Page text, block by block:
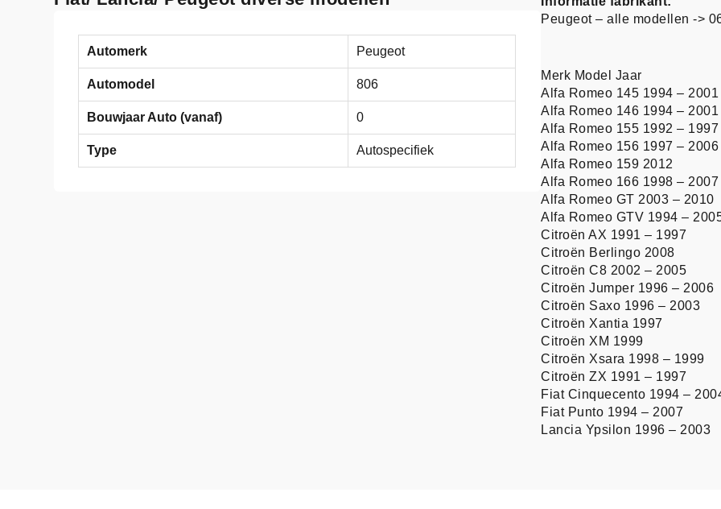
Automerk Peugeot
Automodel 806
Bouwjaar Auto (vanaf) 0
Type Autospecifiek
Peugeot – alle modellen ->
Merk Model Jaar
Alfa Romeo 145 1994 – 2001
Alfa Romeo 146 1994 – 2001
Alfa Romeo 155 1992 – 1997
Alfa Romeo 156 1997 – 2006
Alfa Romeo 159 2012
Alfa Romeo 166 1998 – 2007
Alfa Romeo GT 2003 – 2010
Alfa Romeo GTV 1994 –
Citroën AX 1991 – 1997
Citroën Berlingo 2008
Citroën C8 2002 – 2005
Citroën Jumper 1996 – 2006
Citroën Saxo 1996 – 2003
Citroën Xantia 1997
Citroën XM 1999
Citroën Xsara 1998 – 1999
Citroën ZX 1991 – 1997
Fiat Cinquecento 1994 –
Fiat Punto 1994 – 2007
Lancia Ypsilon 1996 – 2003